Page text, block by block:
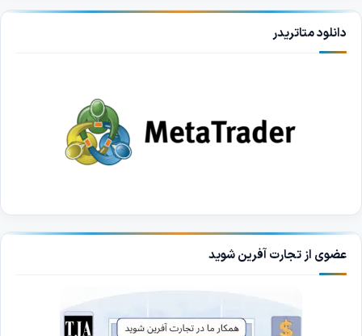
دانلود متاتریدر
عضوی از تجارت آفرین شوید